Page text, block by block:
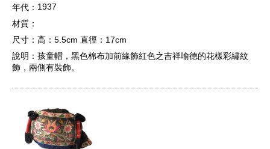
年代： 1937
材質：
尺寸： 高：5.5cm 直徑：17cm
說明： 孩童帽，黑色棉布加前緣飾紅色之吉祥喻德的花樣彩繡紋
飾，兩側有裝飾。